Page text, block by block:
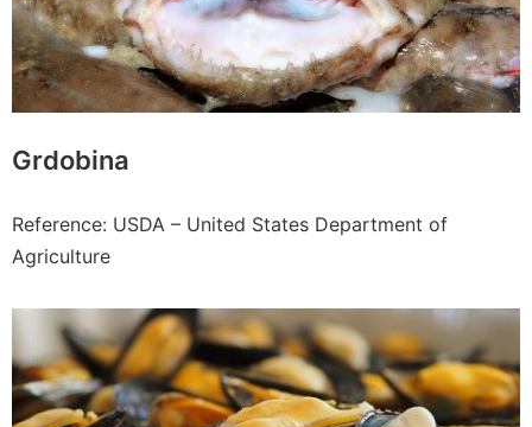
Grdobina
Reference: USDA – United States Department of
Agriculture